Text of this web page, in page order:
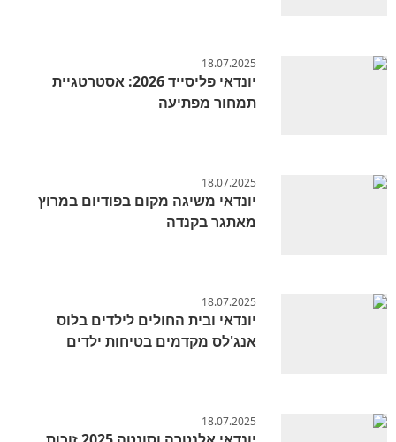
18.07.2025
יונדאי פליסייד 2026: אסטרטגיית
תמחור מפתיעה
18.07.2025
יונדאי משיגה מקום בפודיום במרוץ
מאתגר בקנדה
18.07.2025
יונדאי ובית החולים לילדים בלוס
אנג'לס מקדמים בטיחות ילדים
18.07.2025